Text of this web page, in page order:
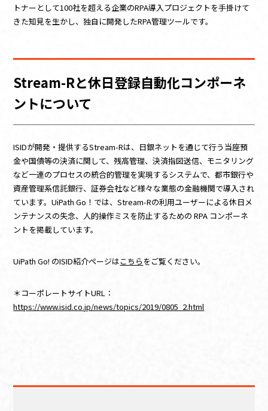
トナーとして100社を超える企業のRPA導入プロジェクトを手掛けて
きた知見を生かし、独自に開発したRPA管理ツールです。
Stream-Rと休日登録自動化コンポーネ
ントについて
ISIDが開発・提供するStream-Rは、日銀ネットを通じて行う当座預
金や国債等の決済に関して、残高管理、決済指図送信、モニタリング
など一連のプロセスの統合的管理を実現するシステムで、都市銀行や
資産管理系信託銀行、証券会社など様々な業態の金融機関で導入され
ています。UiPath Go！では、Stream-Rの利用ユーザーによる休日メ
ンテナンスの失念、人的操作ミスを防止するための RPA コンポーネ
ントを掲載しています。
UiPath Go! のISID紹介ページはこちらをご覧ください。
＊コーポレートサイトURL：
https://www.isid.co.jp/news/topics/2019/0805_2.html